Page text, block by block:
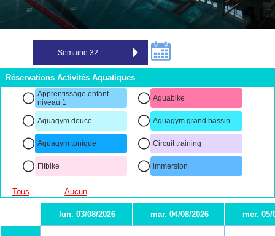
Réservations Activités Aquatiques
Apprentissage enfant
niveau 1
Aquabike
Aquagym douce Aquagym grand bassin
Aquagym tonique Circuit training
Fitbike immersion
Tous Aucun
lun. 03/08/2026 mar. 04/08/2026 mer. 05/